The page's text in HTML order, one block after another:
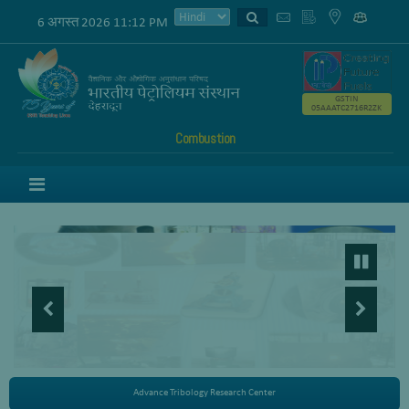
6 अगस्त 2026 11:12 PM
Combustion
GSTIN
05AAATC2716R2ZK
Advance Tribology Research Center